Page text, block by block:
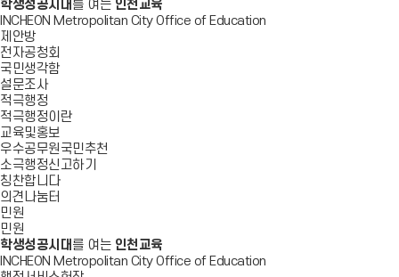
학생성공시대 를 여는 인천교육
INCHEON Metropolitan City Office of Education
제안방
전자공청회
국민생각함
설문조사
적극행정
적극행정이란
교육및홍보
우수공무원국민추천
소극행정신고하기
칭찬합니다
의견나눔터
민원
민원
학생성공시대 를 여는 인천교육
INCHEON Metropolitan City Office of Education